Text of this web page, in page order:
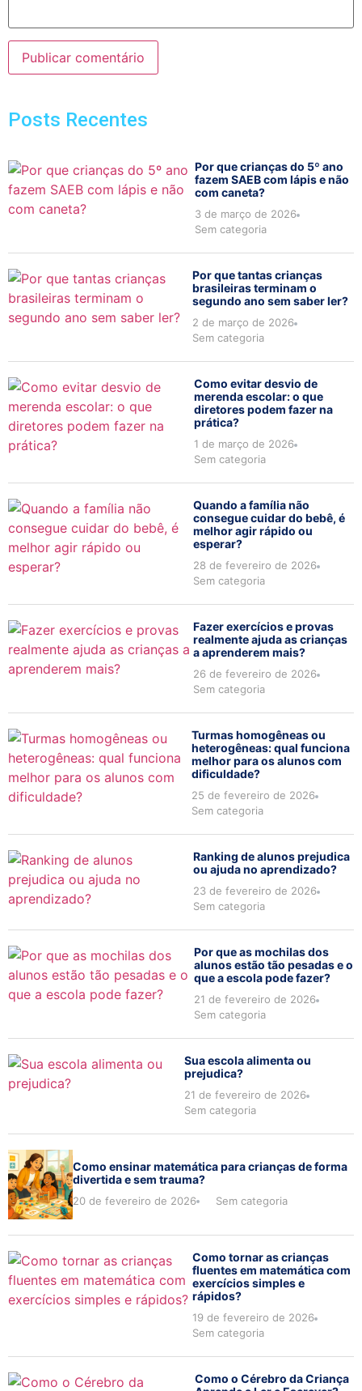
Posts Recentes
Por que crianças do 5º ano
fazem SAEB com lápis e não
com caneta?
3 de março de 2026
Sem categoria
Por que tantas crianças
brasileiras terminam o
segundo ano sem saber ler?
2 de março de 2026
Sem categoria
Como evitar desvio de
merenda escolar: o que
diretores podem fazer na
prática?
1 de março de 2026
Sem categoria
Quando a família não
consegue cuidar do bebê, é
melhor agir rápido ou
esperar?
28 de fevereiro de 2026
Sem categoria
Fazer exercícios e provas
realmente ajuda as crianças
a aprenderem mais?
26 de fevereiro de 2026
Sem categoria
Turmas homogêneas ou
heterogêneas: qual funciona
melhor para os alunos com
dificuldade?
25 de fevereiro de 2026
Sem categoria
Ranking de alunos prejudica
ou ajuda no aprendizado?
23 de fevereiro de 2026
Sem categoria
Por que as mochilas dos
alunos estão tão pesadas e o
que a escola pode fazer?
21 de fevereiro de 2026
Sem categoria
Sua escola alimenta ou
prejudica?
21 de fevereiro de 2026
Sem categoria
Como ensinar matemática para crianças de forma
divertida e sem trauma?
20 de fevereiro de 2026 Sem categoria
Como tornar as crianças
fluentes em matemática com
exercícios simples e
rápidos?
19 de fevereiro de 2026
Sem categoria
Como o Cérebro da Criança